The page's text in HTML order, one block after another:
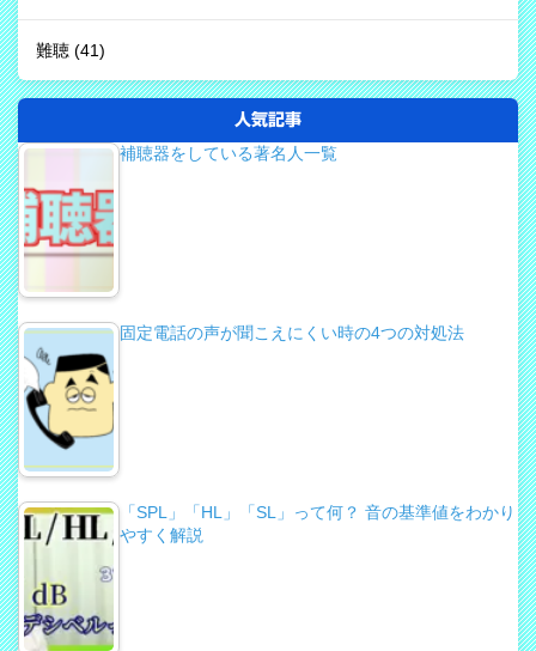
難聴 (41)
人気記事
補聴器をしている著名人一覧
固定電話の声が聞こえにくい時の4つの対処法
「SPL」「HL」「SL」って何？ 音の基準値をわかり
やすく解説